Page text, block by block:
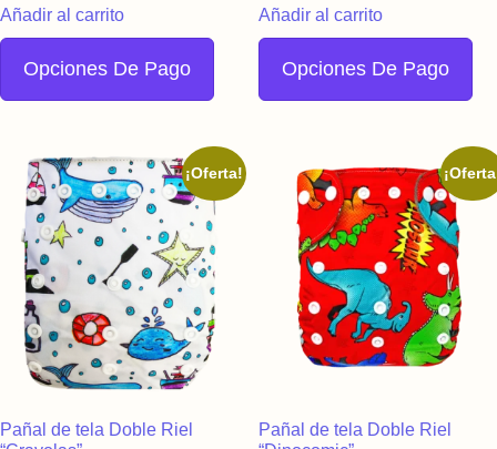
Añadir al carrito
Opciones De Pago
Añadir al carrito
Opciones De Pago
¡Oferta!
Pañal de tela Doble Riel
Pañal de tela Doble Riel